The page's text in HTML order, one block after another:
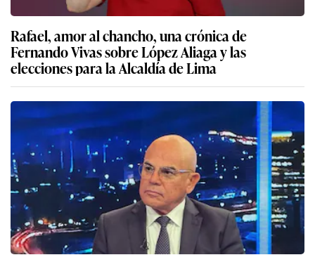
Rafael, amor al chancho, una crónica de
Fernando Vivas sobre López Aliaga y las
elecciones para la Alcaldía de Lima